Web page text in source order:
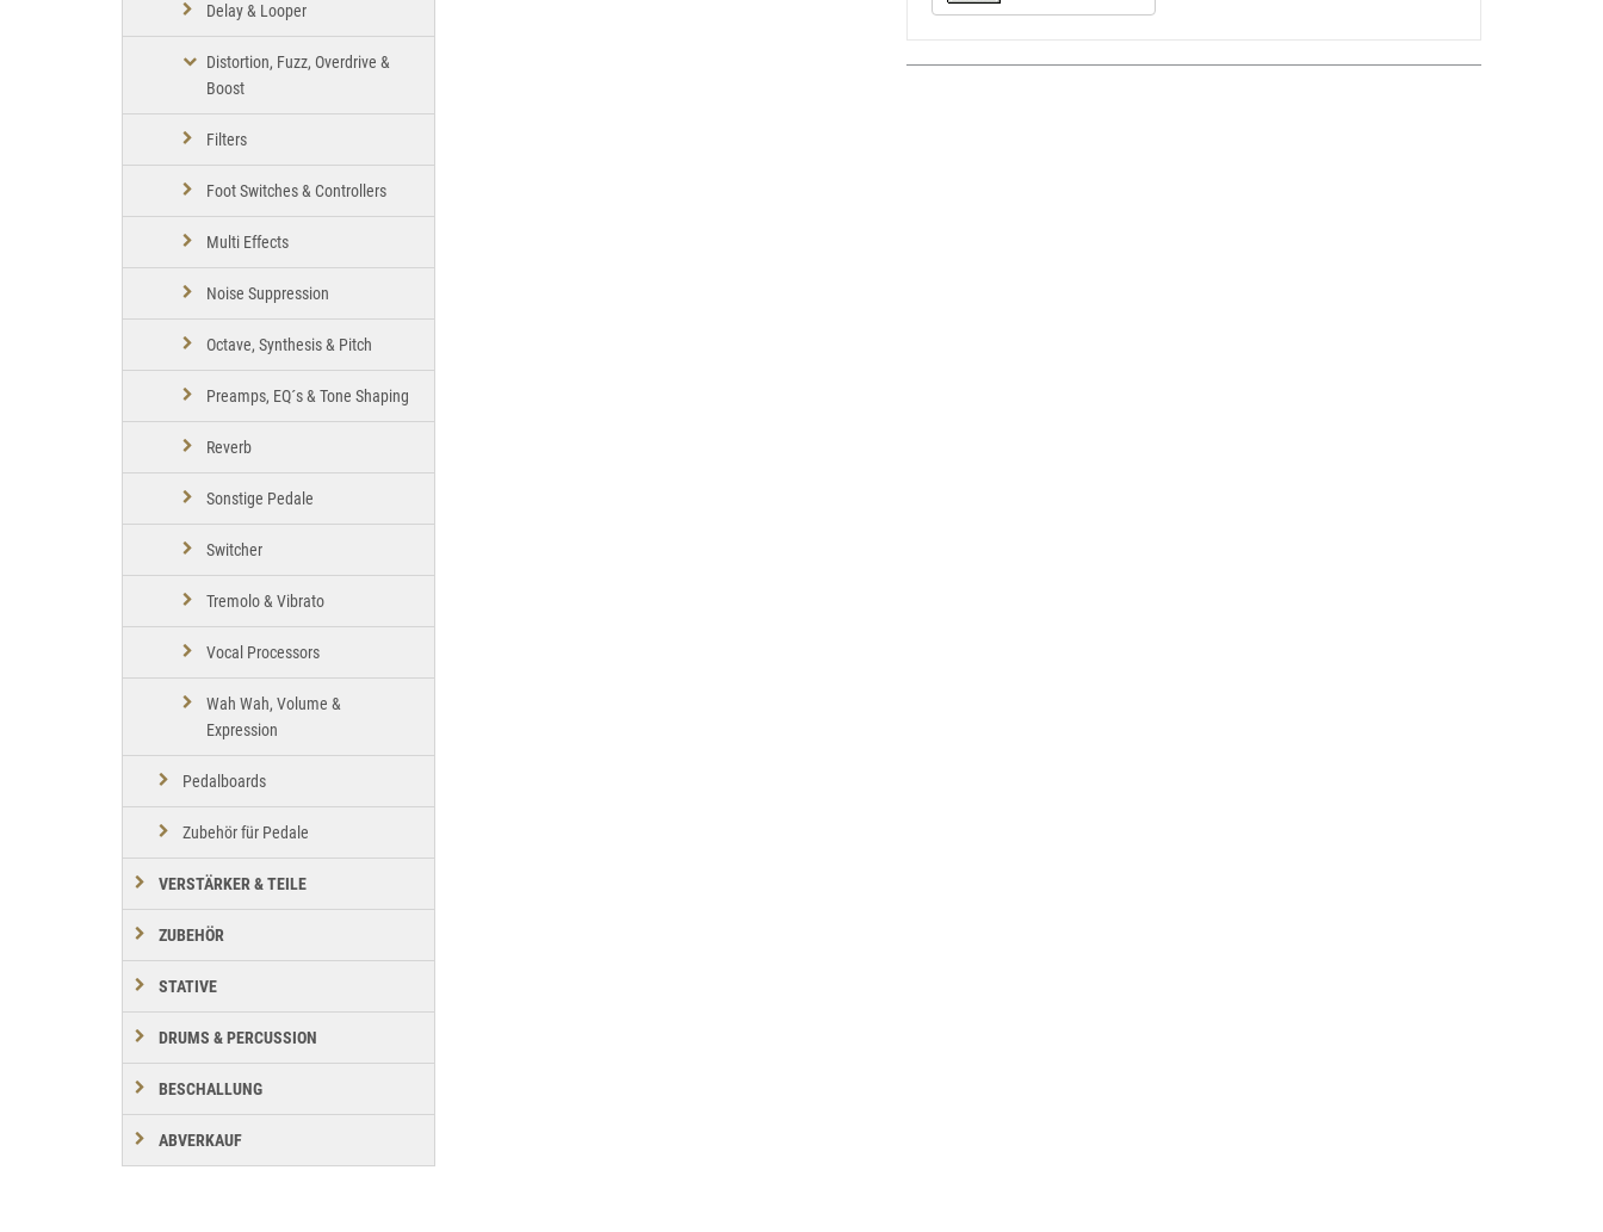
Delay & Looper
Distortion, Fuzz, Overdrive &
Boost
Filters
Foot Switches & Controllers
Multi Effects
Noise Suppression
Octave, Synthesis & Pitch
Preamps, EQ´s & Tone Shaping
Reverb
Sonstige Pedale
Switcher
Tremolo & Vibrato
Vocal Processors
Wah Wah, Volume &
Expression
Pedalboards
Zubehör für Pedale
VERSTÄRKER & TEILE
ZUBEHÖR
STATIVE
DRUMS & PERCUSSION
BESCHALLUNG
ABVERKAUF